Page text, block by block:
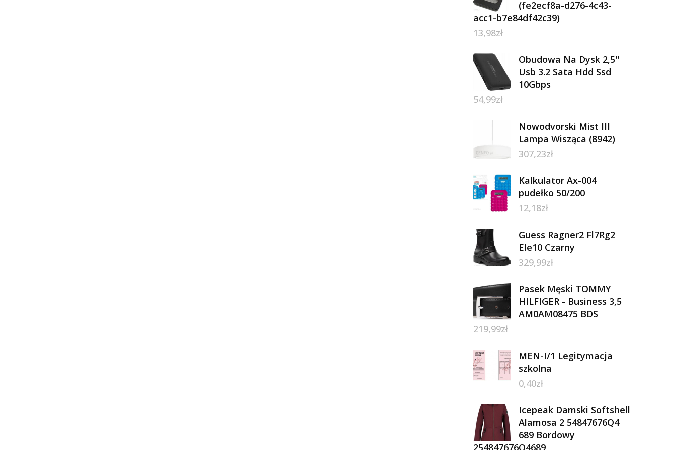
(fe2ecf8a-d276-4c43-
acc1-b7e84df42c39)
13,98zł
Obudowa Na Dysk 2,5''
Usb 3.2 Sata Hdd Ssd
10Gbps
54,99zł
Nowodvorski Mist III
Lampa Wisząca (8942)
307,23zł
Kalkulator Ax-004
pudełko 50/200
12,18zł
Guess Ragner2 Fl7Rg2
Ele10 Czarny
329,99zł
Pasek Męski TOMMY
HILFIGER - Business 3,5
AM0AM08475 BDS
219,99zł
MEN-I/1 Legitymacja
szkolna
0,40zł
Icepeak Damski Softshell
Alamosa 2 54847676Q4
689 Bordowy
254847676Q4689